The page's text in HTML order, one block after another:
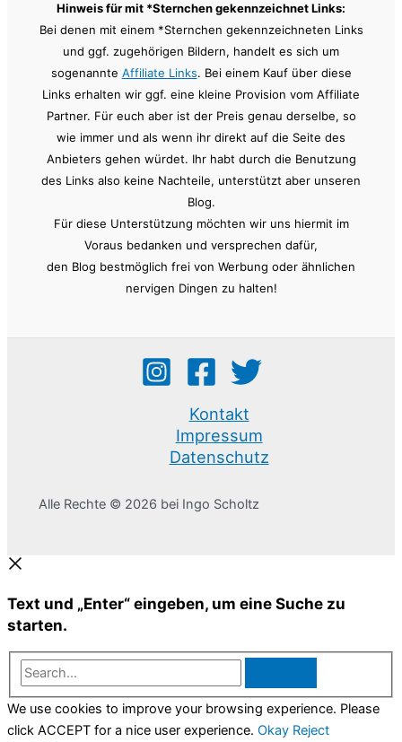
Hinweis für mit *Sternchen gekennzeichnet Links:
Bei denen mit einem *Sternchen gekennzeichneten Links
und ggf. zugehörigen Bildern, handelt es sich um
sogenannte Affiliate Links. Bei einem Kauf über diese
Links erhalten wir ggf. eine kleine Provision vom Affiliate
Partner. Für euch aber ist der Preis genau derselbe, so
wie immer und als wenn ihr direkt auf die Seite des
Anbieters gehen würdet. Ihr habt durch die Benutzung
des Links also keine Nachteile, unterstützt aber unseren
Blog.
Für diese Unterstützung möchten wir uns hiermit im
Voraus bedanken und versprechen dafür,
den Blog bestmöglich frei von Werbung oder ähnlichen
nervigen Dingen zu halten!
Kontakt
Impressum
Datenschutz
Alle Rechte © 2026 bei Ingo Scholtz
Text und „Enter“ eingeben, um eine Suche zu
starten.
Search...
We use cookies to improve your browsing experience. Please
click ACCEPT for a nice user experience. Okay Reject